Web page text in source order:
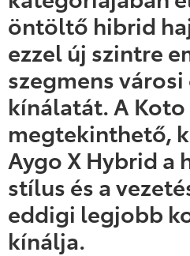
öntöltő hibrid
ezzel új szintre
szegmens
kínálatát. A
megtekinthető,
Aygo X Hybrid a
stílus és a
eddigi legjobb
kínálja.